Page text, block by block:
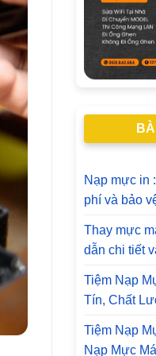
Nạp mực in
phí và bảo
Thay mực
dẫn chi tiết
Tiệm Nạp
Tín, Chất
Tiệm Nạp
Nạp Mực